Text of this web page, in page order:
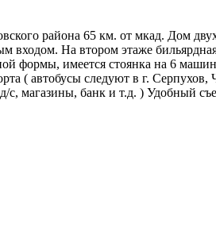
района 65 км. от мкад. Дом
входом. На втором этаже
формы, имеется стоянка на 6
( автобусы следуют в г.
магазины, банк и т.д. ) Удобный